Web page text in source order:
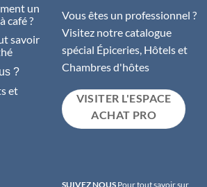
un
café ?
savoir
?
et
Vous êtes un professionnel ?
Visitez notre catalogue
spécial Épiceries, Hôtels et
Chambres d'hôtes
VISITER L'ESPACE
ACHAT PRO
SUIVEZ NOUS Pour tout savoir sur